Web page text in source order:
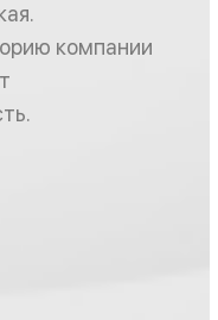
компании